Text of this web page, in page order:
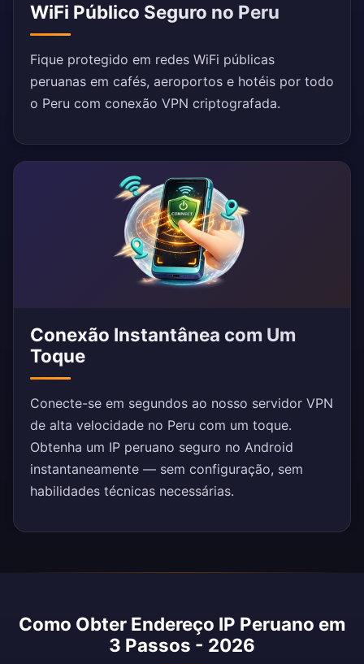
WiFi Público Seguro no Peru
Fique protegido em redes WiFi públicas
peruanas em cafés, aeroportos e hotéis por todo
o Peru com conexão VPN criptografada.
Conexão Instantânea com Um
Toque
Conecte-se em segundos ao nosso servidor VPN
de alta velocidade no Peru com um toque.
Obtenha um IP peruano seguro no Android
instantaneamente — sem configuração, sem
habilidades técnicas necessárias.
Como Obter Endereço IP Peruano em
3 Passos - 2026